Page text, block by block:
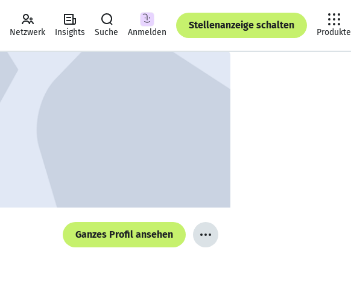
Netzwerk Insights Suche Anmelden
Stellenanzeige schalten
Produkte
Ganzes Profil ansehen